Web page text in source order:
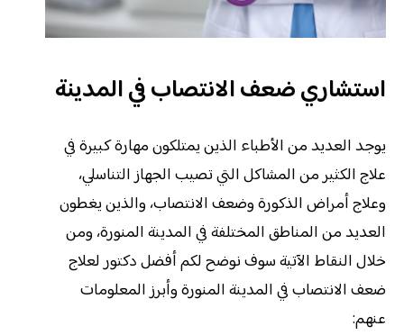
استشاري ضعف الانتصاب في المدينة
يوجد العديد من الأطباء الذين يمتلكون مهارة كبيرة في
علاج الكثير من المشاكل التي تصيب الجهاز التناسلي،
وعلاج أمراض الذكورة وضعف الانتصاب، والذين يغطون
العديد من المناطق المختلفة في المدينة المنورة، ومن
خلال النقاط الآتية سوف نوضح لكم أفضل دكتور لعلاج
ضعف الانتصاب في المدينة المنورة وأبرز المعلومات
عنهم: